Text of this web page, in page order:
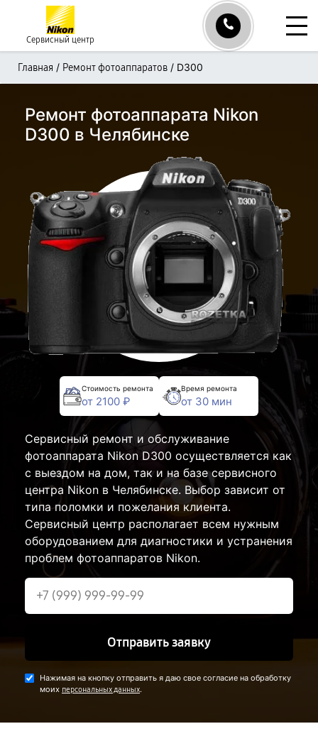
Сервисный центр
Главная / Ремонт фотоаппаратов / D300
Ремонт фотоаппарата Nikon
D300 в Челябинске
Стоимость ремонта
от 2100 ₽
Время ремонта
от 30 мин
Сервисный ремонт и обслуживание
фотоаппарата Nikon D300 осуществляется как
с выездом на дом, так и на базе сервисного
центра Nikon в Челябинске. Выбор зависит от
типа поломки и пожелания клиента.
Сервисный центр располагает всем нужным
оборудованием для диагностики и устранения
проблем фотоаппаратов Nikon.
Отправить заявку
Нажимая на кнопку отправить я даю свое согласие на обработку
моих персональных данных.